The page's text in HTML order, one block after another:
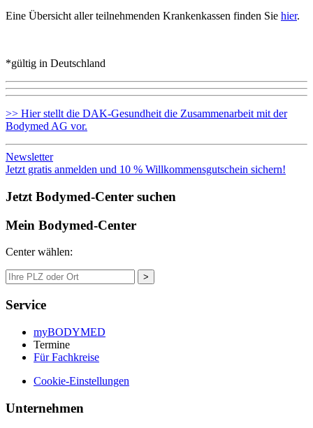
Eine Übersicht aller teilnehmenden Krankenkassen finden Sie hier.
*gültig in Deutschland
>> Hier stellt die DAK-Gesundheit die Zusammenarbeit mit der
Bodymed AG vor.
Newsletter
Jetzt gratis anmelden und 10 % Willkommensgutschein sichern!
Jetzt Bodymed-Center suchen
Mein Bodymed-Center
Center wählen:
>
Service
myBODYMED
Termine
Für Fachkreise
Cookie-Einstellungen
Unternehmen